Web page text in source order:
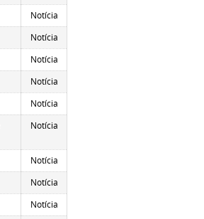
Notícia
Notícia
Notícia
Notícia
Notícia
Notícia
Notícia
Notícia
Notícia